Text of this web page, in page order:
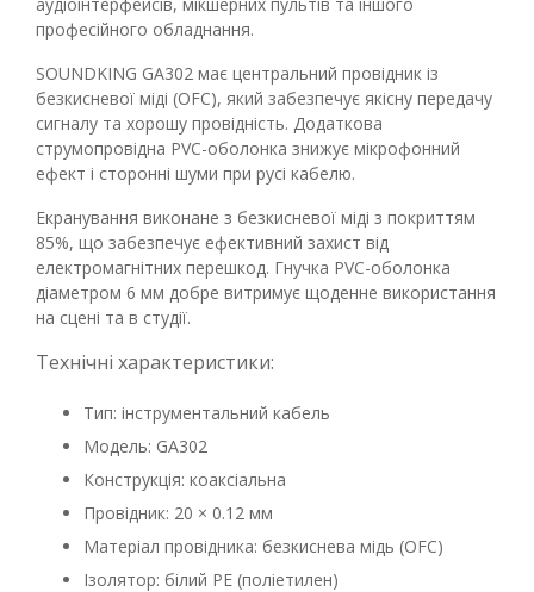
професійного обладнання.
SOUNDKING GA302 має центральний провідник із
безкисневої міді (OFC), який забезпечує якісну передачу
сигналу та хорошу провідність. Додаткова
струмопровідна PVC-оболонка знижує мікрофонний
ефект і сторонні шуми при русі кабелю.
Екранування виконане з безкисневої міді з покриттям
85%, що забезпечує ефективний захист від
електромагнітних перешкод. Гнучка PVC-оболонка
діаметром 6 мм добре витримує щоденне використання
на сцені та в студії.
Технічні характеристики:
Тип: інструментальний кабель
Модель: GA302
Конструкція: коаксіальна
Провідник: 20 × 0.12 мм
Матеріал провідника: безкиснева мідь (OFC)
Ізолятор: білий PE (поліетилен)